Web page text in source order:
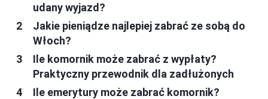
udany wyjazd?
Jakie pieniądze najlepiej zabrać ze sobą do
Włoch?
Ile komornik może zabrać z wypłaty?
Praktyczny przewodnik dla zadłużonych
Ile emerytury może zabrać komornik?